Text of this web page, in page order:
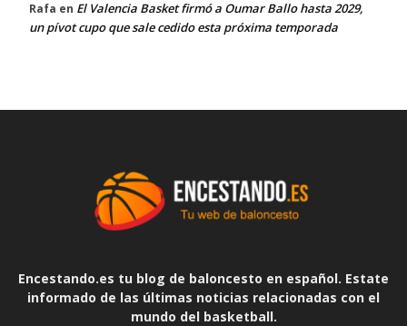
Rafa en El Valencia Basket firmó a Oumar Ballo hasta 2029,
un pívot cupo que sale cedido esta próxima temporada
Encestando.es tu blog de baloncesto en español. Estate
informado de las últimas noticias relacionadas con el
mundo del basketball.